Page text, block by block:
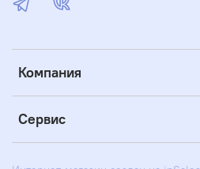
Компания
Сервис